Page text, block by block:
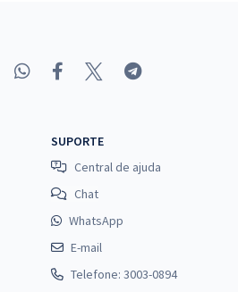
R$ 399,92
à vista
Comprar
SUPORTE
Central de ajuda
Chat
WhatsApp
E-mail
Telefone: 3003-0894